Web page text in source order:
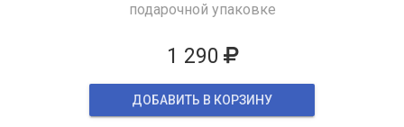
подарочной упаковке
1 290
ДОБАВИТЬ В КОРЗИНУ